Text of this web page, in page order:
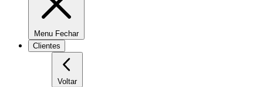
Menu Fechar
Clientes
Voltar